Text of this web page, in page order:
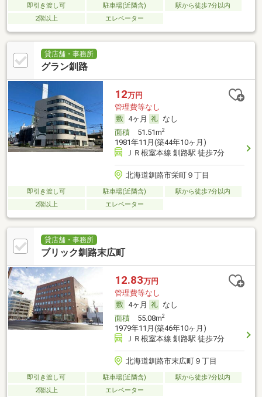
即引き渡し可 駐車場(近隣含)
駅から徒歩7分以内
2階以上
エレベーター
貸店舗・事務所
グラン釧路
12万円
管理費等なし
4ヶ月
なし
面積51.51m2
1981年11月(築44年10ヶ月)
ＪＲ根室本線 釧路駅 徒歩7分
北海道釧路市栄町９丁目
即引き渡し可 駐車場(近隣含)
駅から徒歩7分以内
2階以上
エレベーター
貸店舗・事務所
ブリック釧路末広町
12.83万円
管理費等なし
4ヶ月
なし
面積55.08m2
1979年11月(築46年10ヶ月)
ＪＲ根室本線 釧路駅 徒歩7分
北海道釧路市末広町９丁目
即引き渡し可 駐車場(近隣含)
駅から徒歩7分以内
2階以上
エレベーター